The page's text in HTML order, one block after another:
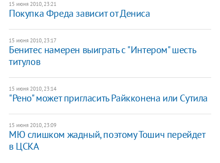
15 июня 2010, 23:21
Покупка Фреда зависит от Дениса
15 июня 2010, 23:17
Бенитес намерен выиграть с "Интером" шесть
титулов
15 июня 2010, 23:14
"Рено" может пригласить Райкконена или Сутила
15 июня 2010, 23:09
МЮ слишком жадный, поэтому Тошич перейдет
в ЦСКА